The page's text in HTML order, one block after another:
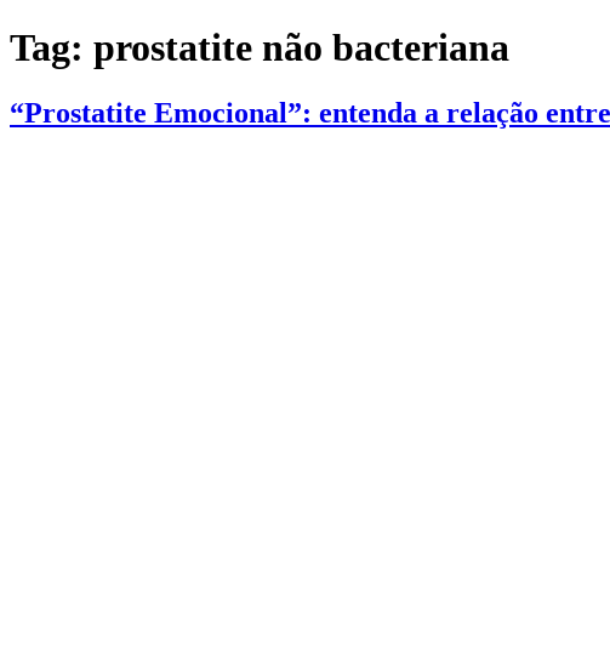
Tag: prostatite não bacteriana
“Prostatite Emocional”: entenda a relação